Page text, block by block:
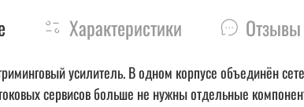
Характеристики Отзывы
усилитель. В одном корпусе объединён
сервисов больше не нужны отдельные